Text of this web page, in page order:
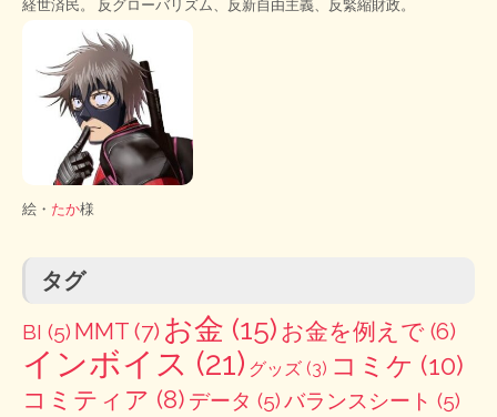
経世済民。 反グローバリズム、反新自由主義、反緊縮財政。
絵・ たか様
タグ
BI (5) MMT (7) お金 (15) お金を例えで (6)
インボイス (21) グッズ (3) コミケ (10)
コミティア (8) データ (5)バランスシート (5)